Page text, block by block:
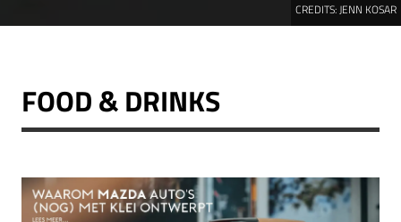
CREDITS:JENN KOSAR
FOOD & DRINKS